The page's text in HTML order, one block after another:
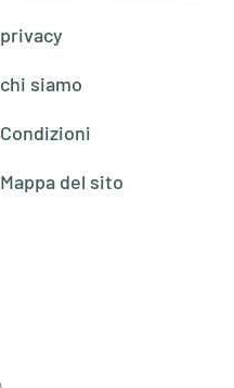
privacy
chi siamo
Condizioni
Mappa del sito